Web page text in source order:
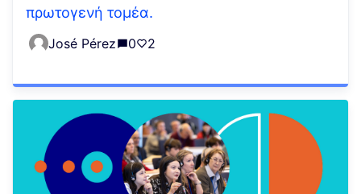
πρωτογενή τομέα.
José Pérez 0 2